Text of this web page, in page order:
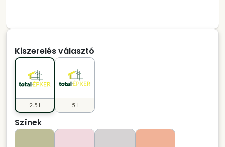
Kiszerelés választó
2.5 l 5 l
Színek